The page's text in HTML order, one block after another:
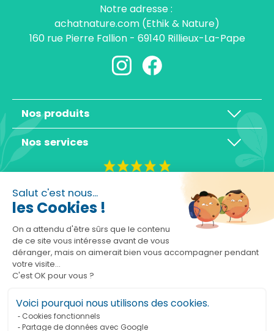
Salut c'est nous...
les Cookies !
On a attendu d'être sûrs que le contenu
de ce site vous intéresse avant de vous
déranger, mais on aimerait bien vous accompagner pendant
votre visite...
C'est OK pour vous ?
Voici pourquoi nous utilisons des cookies.
Cookies fonctionnels
Partage de données avec Google
Notre adresse :
achatnature.com (Ethik & Nature)
160 rue Pierre Fallion - 69140 Rillieux-La-Pape
Nos produits
Nos services